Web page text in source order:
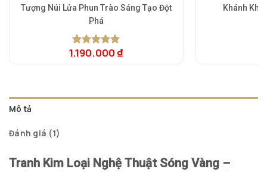
Tượng Núi Lửa Phun Trào Sáng Tạo Đột
Phá
5.00trên 5
1
1.190.000₫
Khánh
Mô tả
Đánh giá (1)
Tranh Kim Loại Nghệ Thuật Sóng Vàng –